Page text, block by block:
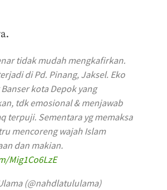
tidak mudah mengkafirkan.
di Pd. Pinang, Jaksel. Eko
kota Depok yang
tdk emosional & menjawab
terpuji. Sementara yg memaksa
mencoreng wajah Islam
dan makian.
Mig1Co6LzE
(@nahdlatululama)